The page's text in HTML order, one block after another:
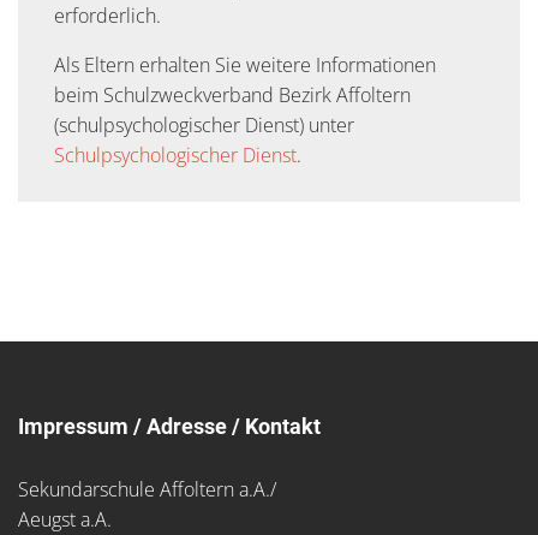
erforderlich.
Als Eltern erhalten Sie weitere Informationen
beim Schulzweckverband Bezirk Affoltern
(schulpsychologischer Dienst) unter
Schulpsychologischer Dienst.
Impressum / Adresse / Kontakt
Sekundarschule Affoltern a.A./
Aeugst a.A.